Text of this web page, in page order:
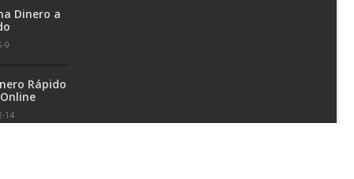
Dinero a
9
Rápido
14